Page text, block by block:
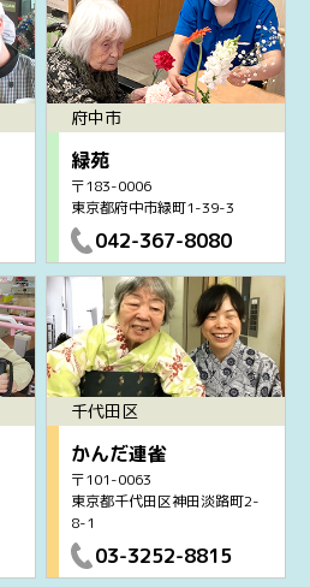
府中市
緑苑
〒183-0006
東京都府中市緑町1-39-3
042-367-8080
千代田区
かんだ連雀
〒101-0063
東京都千代田区神田淡路町2-
8-1
03-3252-8815